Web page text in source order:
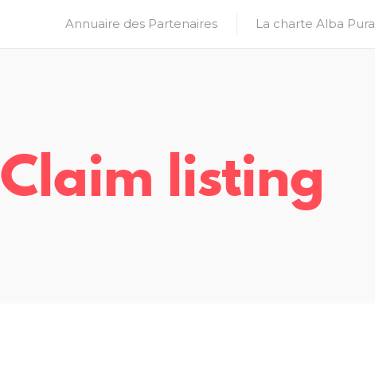
Annuaire des Partenaires La charte Alba Pura
Claim listing